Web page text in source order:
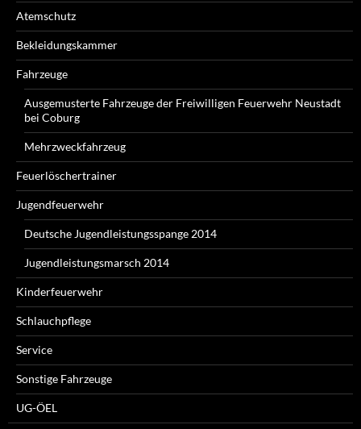
Atemschutz
Bekleidungskammer
Fahrzeuge
Ausgemusterte Fahrzeuge der Freiwilligen Feuerwehr Neustadt
bei Coburg
Mehrzweckfahrzeug
Feuerlöschertrainer
Jugendfeuerwehr
Deutsche Jugendleistungsspange 2014
Jugendleistungsmarsch 2014
Kinderfeuerwehr
Schlauchpflege
Service
Sonstige Fahrzeuge
UG-ÖEL